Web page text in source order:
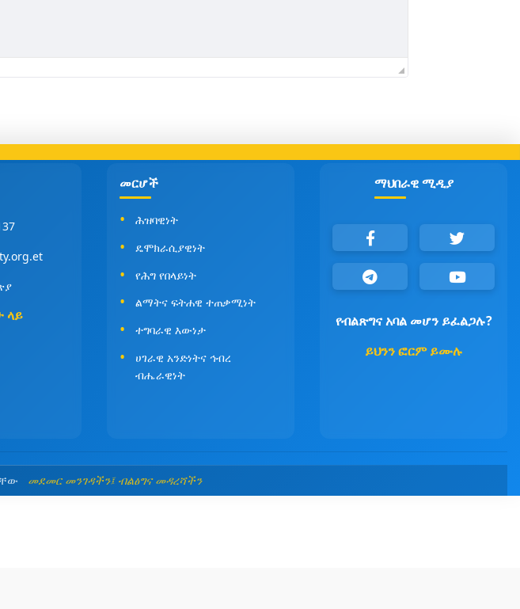
ላይ
መርሆች
ሕዝባዊነት
ዴሞክራሲያዊነት
የሕግ የበላይነት
ልማትና ፍትሐዊ ተጠቃሚነት
ተግባራዊ እውነታ
ሀገራዊ አንድነትና ኅብረ
ብሔራዊነት
ማህበራዊ ሚዲያ
የብልጽግና አባል መሆን ይፈልጋሉ?
ይህንን ፎርም ይሙሉ
መደመር መንገዳችን፤ ብልፅግና መዳረሻችን